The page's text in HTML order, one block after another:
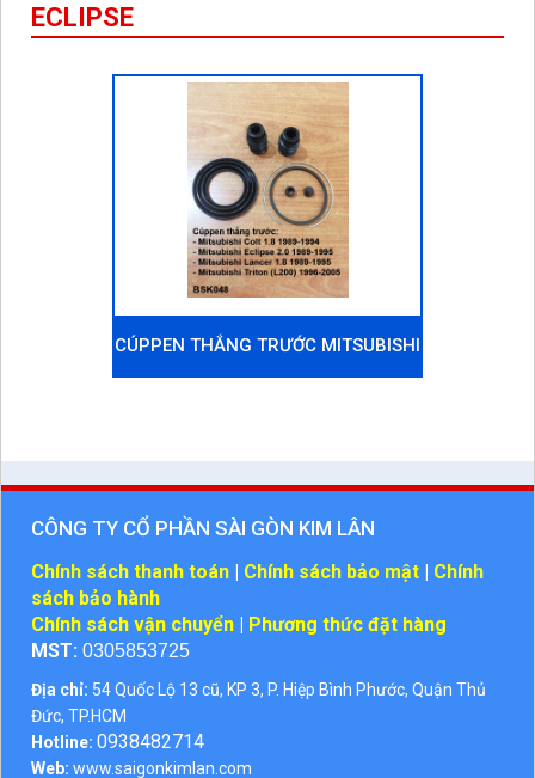
ECLIPSE
CÚPPEN THẮNG TRƯỚC MITSUBISHI
CÔNG TY CỔ PHẦN SÀI GÒN KIM LÂN
Chính sách thanh toán | Chính sách bảo mật | Chính
sách bảo hành
Chính sách vận chuyển | Phương thức đặt hàng
MST: 0305853725
Địa chỉ: 54 Quốc Lộ 13 cũ, KP 3, P. Hiệp Bình Phước, Quận Thủ
Đức, TP.HCM
Hotline: 0938482714
Web: www.saigonkimlan.com